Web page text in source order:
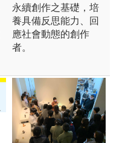
永續創作之基礎，培
養具備反思能力、回
應社會動態的創作
者。